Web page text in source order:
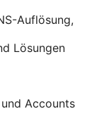
Auflösung,
Lösungen
Accounts